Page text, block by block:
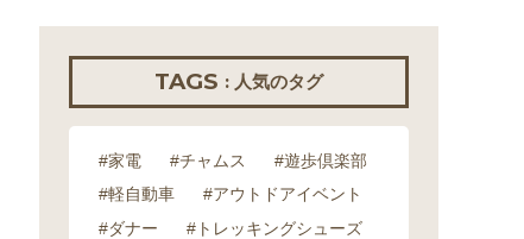
TAGS : 人気のタグ
#家電 #チャムス
#遊歩倶楽部
#軽自動車
#アウトドアイベント
#ダナー
#トレッキングシューズ